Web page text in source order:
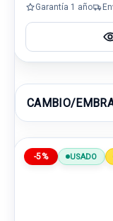
Garantía 1 año
CAMBIO/
-5% USADO